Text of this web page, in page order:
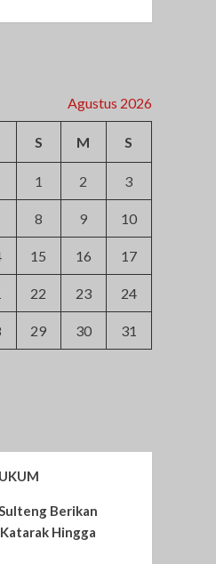
Agustus 2026
S M S
1 2 3
8 9 10
15 16 17
22 23 24
29 30 31
Berikan
Hingga